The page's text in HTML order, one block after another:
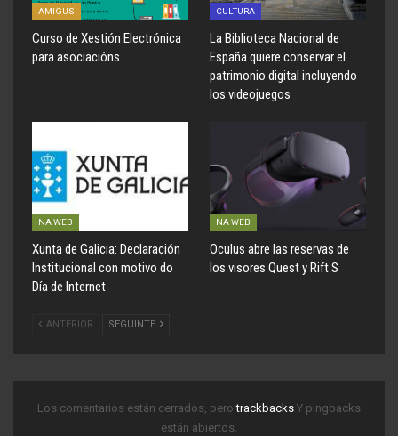
AMIGUS
Curso de Xestión Electrónica
para asociacións
CULTURA
La Biblioteca Nacional de
España quiere conservar el
patrimonio digital incluyendo
los videojuegos
NA WEB
Xunta de Galicia: Declaración
Institucional con motivo do
Día de Internet
NA WEB
Oculus abre las reservas de
los visores Quest y Rift S
ANTERIOR SEGUINTE
Los comentarios están cerrados, perotrackbacks Y pingbacks
están abiertos.